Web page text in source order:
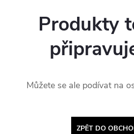
Produkty
Můžete se ale podívat na
ZPĚT DO